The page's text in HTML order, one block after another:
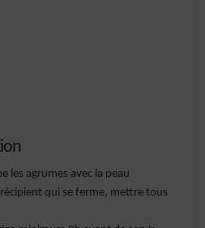
les agrumes avec la peau
qui se ferme, mettre tous